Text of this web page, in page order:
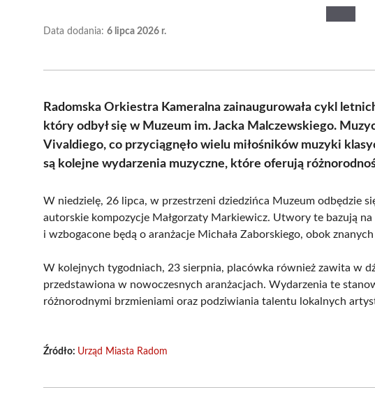
Data dodania: 6 lipca 2026 r.
Radomska Orkiestra Kameralna zainaugurowała cykl
który odbył się w Muzeum im. Jacka Malczewskiego.
Vivaldiego, co przyciągnęło wielu miłośników muzyki
są kolejne wydarzenia muzyczne, które oferują
W niedzielę, 26 lipca, w przestrzeni dziedzińca Muzeum odbędzie
autorskie kompozycje Małgorzaty Markiewicz. Utwory te bazują na
i wzbogacone będą o aranżacje Michała Zaborskiego, obok
W kolejnych tygodniach, 23 sierpnia, placówka również zawita w
przedstawiona w nowoczesnych aranżacjach. Wydarzenia te
różnorodnymi brzmieniami oraz podziwiania talentu lokalnych
Źródło: Urząd Miasta Radom